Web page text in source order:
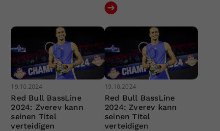
19.10.2024
Red Bull BassLine
2024: Zverev kann
seinen Titel
verteidigen
19.10.2024
Red Bull BassLine
2024: Zverev kann
seinen Titel
verteidigen